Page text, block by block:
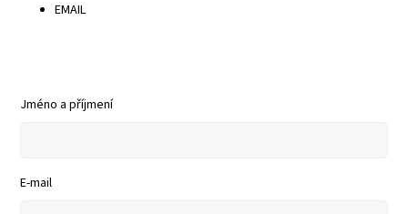
EMAIL
Jméno a příjmení
E-mail